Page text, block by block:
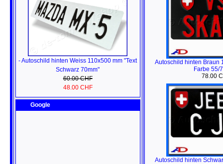
- Autoschild hinten Weiss 110x500 mm "Text
Schwarz 70mm"
60.00 CHF
48.00 CHF
Google
Autoschild hinten Braun
Farbe 55/
78.00
Autoschild hinten